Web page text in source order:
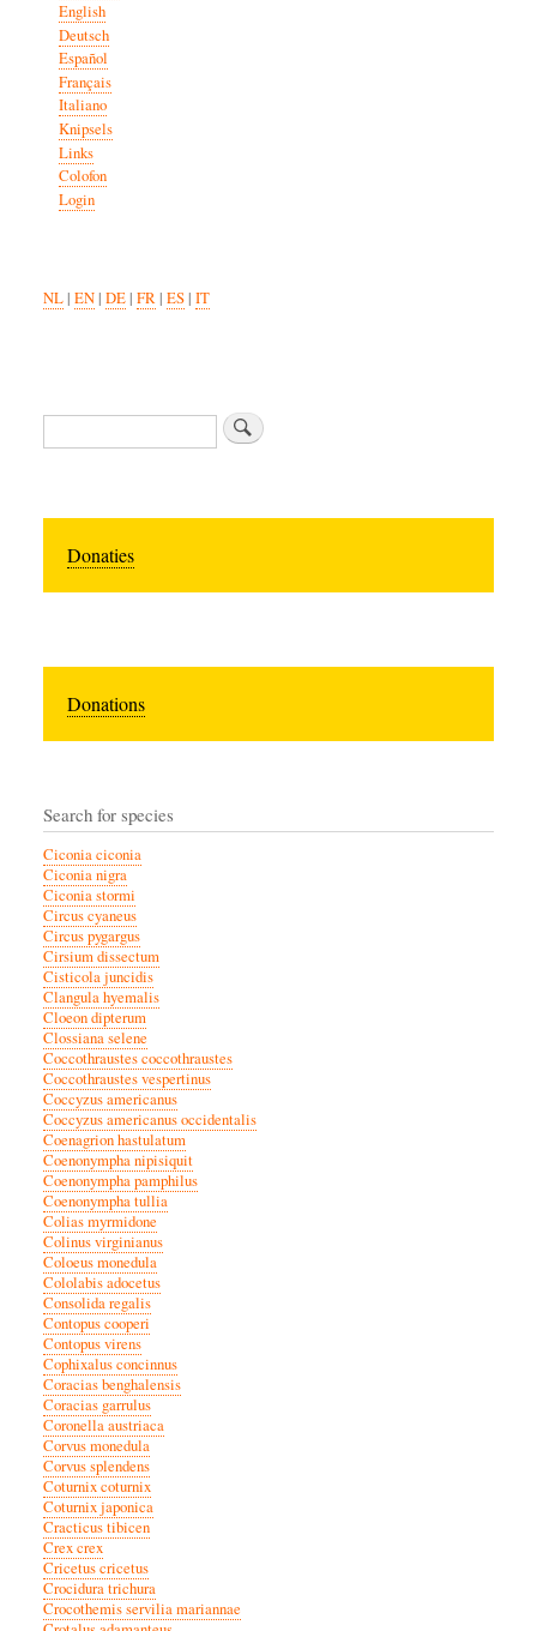
English
Deutsch
Español
Français
Italiano
Knipsels
Links
Colofon
Login
NL| EN| DE| FR| ES| IT
Zoeken
Donaties
Donations
Search for species
Ciconia ciconia
Ciconia nigra
Ciconia stormi
Circus cyaneus
Circus pygargus
Cirsium dissectum
Cisticola juncidis
Clangula hyemalis
Cloeon dipterum
Clossiana selene
Coccothraustes coccothraustes
Coccothraustes vespertinus
Coccyzus americanus
Coccyzus americanus occidentalis
Coenagrion hastulatum
Coenonympha nipisiquit
Coenonympha pamphilus
Coenonympha tullia
Colias myrmidone
Colinus virginianus
Coloeus monedula
Cololabis adocetus
Consolida regalis
Contopus cooperi
Contopus virens
Cophixalus concinnus
Coracias benghalensis
Coracias garrulus
Coronella austriaca
Corvus monedula
Corvus splendens
Coturnix coturnix
Coturnix japonica
Cracticus tibicen
Crex crex
Cricetus cricetus
Crocidura trichura
Crocothemis servilia mariannae